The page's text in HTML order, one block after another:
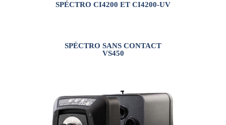
SPÉCTRO CI4200 ET CI4200-UV
SPÉCTRO SANS CONTACT
VS450